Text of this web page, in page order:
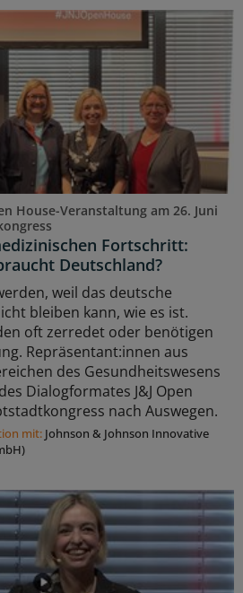
House-Veranstaltung am 26. Juni
Fortschritt:
Deutschland?
weil das deutsche
bleiben kann, wie es ist.
oft zerredet oder benötigen
Repräsentant:innen aus
des Gesundheitswesens
Dialogformates J&J Open
nach Auswegen.
mit: Johnson & Johnson Innovative